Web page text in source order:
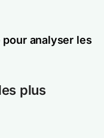
analyser les
plus